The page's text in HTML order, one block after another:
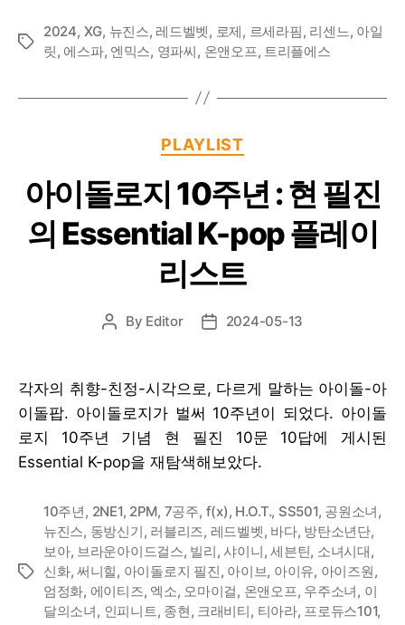
Tags
2024, XG, 뉴진스, 레드벨벳, 로제, 르세라핌, 리센느, 아일
릿, 에스파, 엔믹스, 영파씨, 온앤오프, 트리플에스
Categories
PLAYLIST
아이돌로지 10주년 : 현 필진
의 Essential K-pop 플레이
리스트
Post
By Editor
Post2024-05-13
각자의 취향-친정-시각으로, 다르게 말하는 아이돌-아
이돌팝. 아이돌로지가 벌써 10주년이 되었다. 아이돌
로지 10주년 기념 현 필진 10문 10답에 게시된
Essential K-pop을 재탐색해보았다.
Tags
10주년, 2NE1, 2PM, 7공주, f(x), H.O.T., SS501, 공원소녀,
뉴진스, 동방신기, 러블리즈, 레드벨벳, 바다, 방탄소년단,
보아, 브라운아이드걸스, 빌리,샤이니,세븐틴, 소녀시대,
신화, 써니힐, 아이돌로지 필진, 아이브, 아이유, 아이즈원,
엄정화, 에이티즈, 엑소, 오마이걸, 온앤오프, 우주소녀, 이
달의소녀, 인피니트, 종현, 크래비티, 티아라, 프로듀스101,